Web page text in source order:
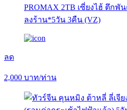
ลด
2,000 บาท/ท่าน